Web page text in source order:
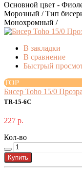
Основной цвет -
Морозный / Тип
Монохромный /
В закладки
В сравнение
Быстрый
TOP
Бисер Toho 15/0
TR-15-6C
227 р.
Кол-во
Купить